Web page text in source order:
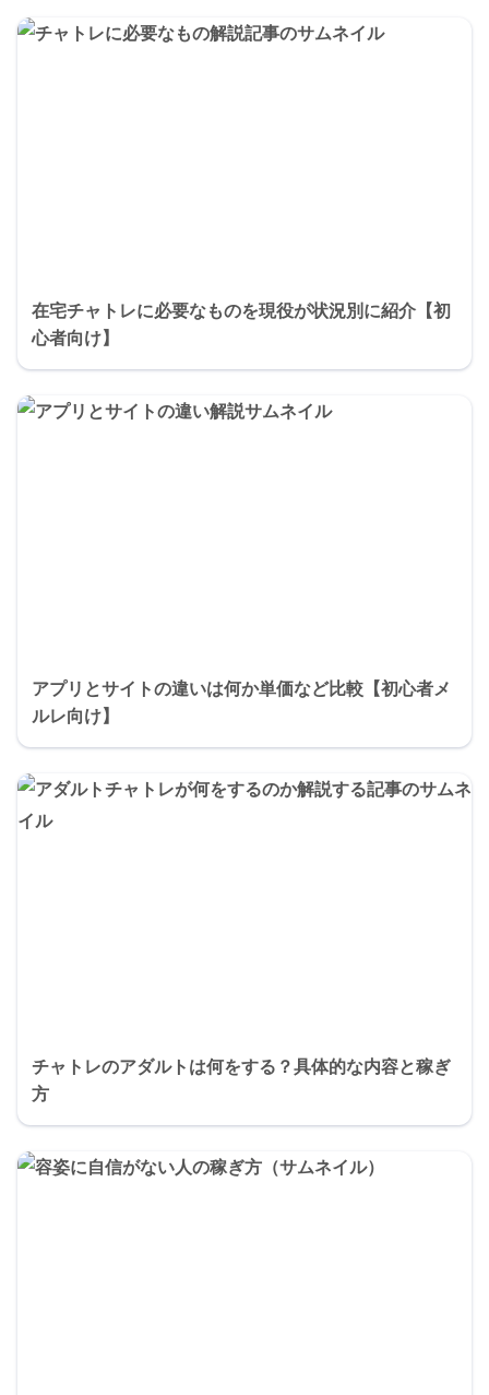
在宅チャトレに必要なものを現役が状況別に紹介【初
心者向け】
アプリとサイトの違いは何か単価など比較【初心者メ
ルレ向け】
チャトレのアダルトは何をする？具体的な内容と稼ぎ
方